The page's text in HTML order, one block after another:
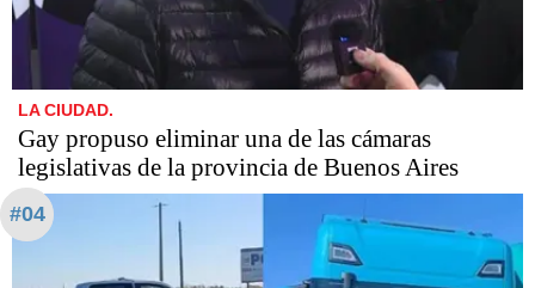
LA CIUDAD.
Gay propuso eliminar una de las cámaras
legislativas de la provincia de Buenos Aires
#04